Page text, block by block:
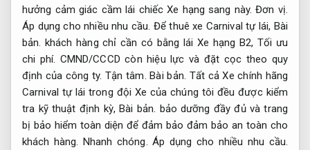
hưởng cảm giác cầm lái chiếc Xe hạng sang này.Đơn vị.
Áp dụng cho nhiều nhu cầu. Để thuê xe Carnival tự lái, Bài
bản. khách hàng chỉ cần có bằng lái Xe hạng B2, Tối ưu
chi phí. CMND/CCCD còn hiệu lực và đặt cọc theo quy
định của công ty.Tận tâm. Bài bản. Tất cả Xe chính hãng
Carnival tự lái trong đội Xe của chúng tôi đều được kiểm
tra kỹ thuật định kỳ,Bài bản. bảo dưỡng đầy đủ và trang
bị bảo hiểm toàn diện để đảm bảo đảm bảo an toàn cho
khách hàng.Nhanh chóng. Áp dụng cho nhiều nhu cầu.